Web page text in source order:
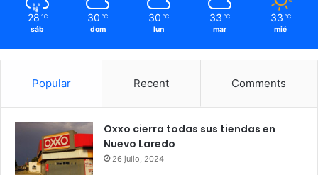
28 ℃
sáb
30 ℃
dom
30 ℃
lun
33 ℃
mar
33 ℃
mié
Popular Recent Comments
Oxxo cierra todas sus tiendas en
Nuevo Laredo
26 julio, 2024